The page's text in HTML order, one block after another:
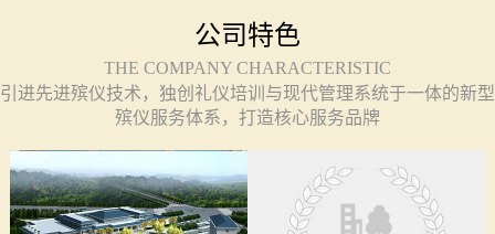
公司特色
THE COMPANY CHARACTERISTIC
引进先进殡仪技术，独创礼仪培训与现代管理系统于一体的新型
殡仪服务体系，打造核心服务品牌